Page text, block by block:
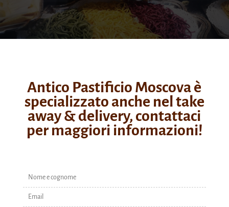
Antico Pastificio Moscova è
specializzato anche nel take
away & delivery, contattaci
per maggiori informazioni!